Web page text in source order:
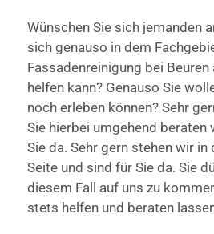
Wünschen Sie sich jemanden
sich genauso in dem
Fassadenreinigung bei Beuren
helfen kann? Genauso Sie
noch erleben können? Sehr
Sie hierbei umgehend beraten
Sie da. Sehr gern stehen wir in
Seite und sind für Sie da. Sie
diesem Fall auf uns zu
stets helfen und beraten